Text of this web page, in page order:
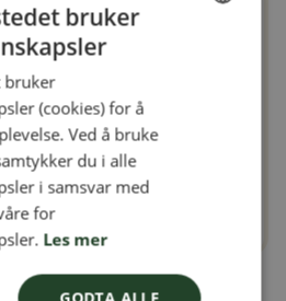
bruker
bruker
(cookies) for å
Ved å bruke
du i alle
i samsvar med
for
Les mer